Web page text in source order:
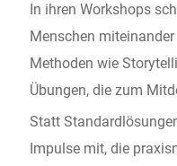
In ihren Workshops
Menschen
Methoden wie
Übungen, die zum
Statt
Impulse mit, die